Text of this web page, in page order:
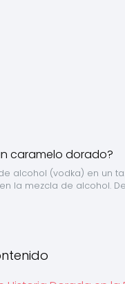
alcohol (vodka) en un
la mezcla de alcohol.